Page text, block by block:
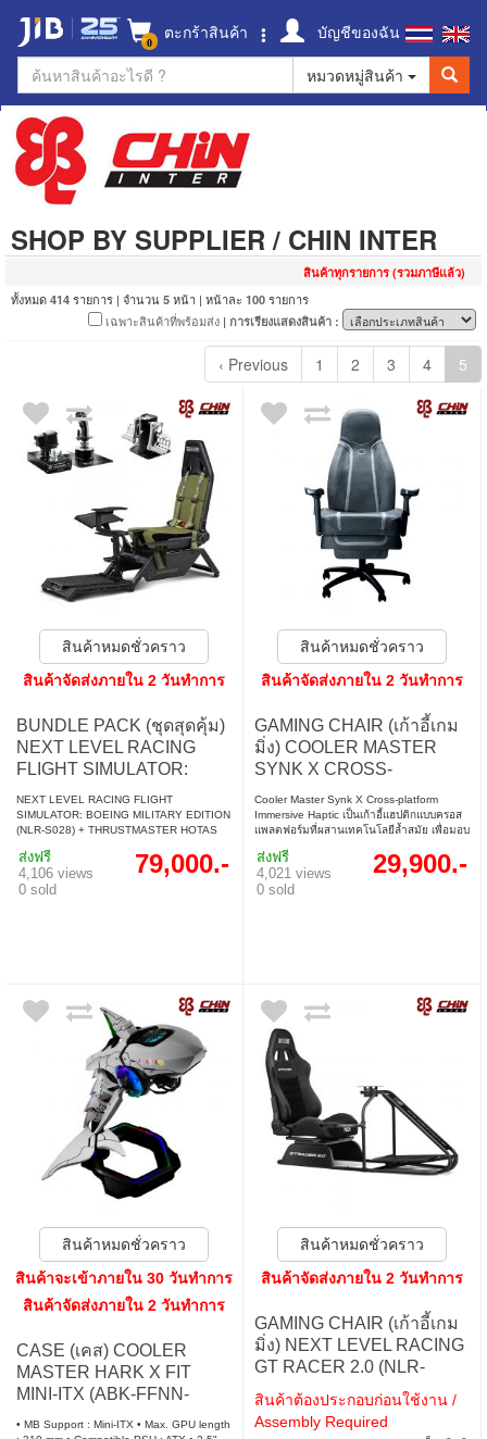
0 ตะกร้าสินค้า
บัญชีของฉัน
หมวดหมู่สินค้า
SHOP BY SUPPLIER / CHIN INTER
สินค้าทุกรายการ (รวมภาษีแล้ว)
ทั้งหมด 414 รายการ | จำนวน 5 หน้า | หน้าละ 100 รายการ
เฉพาะสินค้าที่พร้อมส่ง | การเรียงแสดงสินค้า :
‹ Previous 1 2 3 4 5
สินค้าหมดชั่วคราว
สินค้าจัดส่งภายใน 2 วันทำการ
BUNDLE PACK (ชุดสุดคุ้ม)
NEXT LEVEL RACING
FLIGHT SIMULATOR:
EDITION (NLR-S028) +
THRUSTMASTER HOTAS
WARTHOG (HOTAS
WARTHOG) +
THRUSTMASTER TPR
NEXT LEVEL RACING FLIGHT
SIMULATOR: BOEING MILITARY EDITION
(NLR-S028) + THRUSTMASTER HOTAS
THRUSTMASTER TPR THRUSTMASTER
PENDULAR RUDDER WW (TPR RUDDER
WW)
ส่งฟรี
4,106 views
0 sold
79,000.-
สินค้าหมดชั่วคราว
สินค้าจัดส่งภายใน 2 วันทำการ
GAMING CHAIR (เก้าอี้เกม
มิ่ง) COOLER MASTER
SYNK X CROSS-
HAPTIC CHAIR (IXC-SX1-
I-EU1) (สินค้าต้องประกอบ
ก่อนใช้งาน)
Cooler Master Synk X Cross-platform
Immersive Haptic เป็นเก้าอี้แฮปติกแบบครอส
แพลตฟอร์มที่ผสานเทคโนโลยีล้ำสมัย เพื่อมอบ
ภาพยนตร์ และดนตรี • เมมโมรี่โฟมขึ้นรูป
ความหนาแน่นสูงหุ้มด้วยผ้าระบายอากาศ • ที่
วางแขนปรับได้ 4 มิติ และพนักพิงเอนได้สูงสุด
ส่งฟรี
4,021 views
0 sold
29,900.-
สินค้าหมดชั่วคราว
สินค้าจะเข้าภายใน 30 วันทำการ
สินค้าจัดส่งภายใน 2 วันทำการ
CASE (เคส) COOLER
MASTER HARK X FIT
MINI-ITX (ABK-FFNN-
• MB Support : Mini-ITX • Max. GPU length
สินค้าหมดชั่วคราว
สินค้าจัดส่งภายใน 2 วันทำการ
GAMING CHAIR (เก้าอี้เกม
มิ่ง) NEXT LEVEL RACING
GT RACER 2.0 (NLR-
R007)
สินค้าต้องประกอบก่อนใช้งาน /
Assembly Required